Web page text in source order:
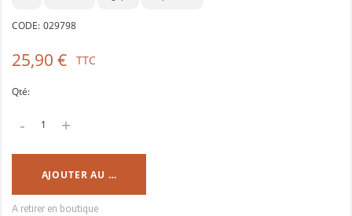
CODE: 029798
25,90 € TTC
Qté:
- +
AJOUTER AU PANIER
A retirer en boutique